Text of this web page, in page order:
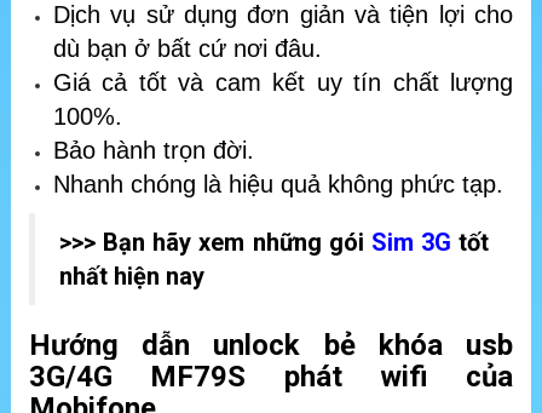
Dịch vụ sử dụng đơn giản và tiện lợi cho
dù bạn ở bất cứ nơi đâu.
Giá cả tốt và cam kết uy tín chất lượng
100%.
Bảo hành trọn đời.
Nhanh chóng là hiệu quả không phức tạp.
>>> Bạn hãy xem những gói Sim 3G tốt
nhất hiện nay
Hướng dẫn unlock bẻ khóa usb
3G/4G MF79S phát wifi của